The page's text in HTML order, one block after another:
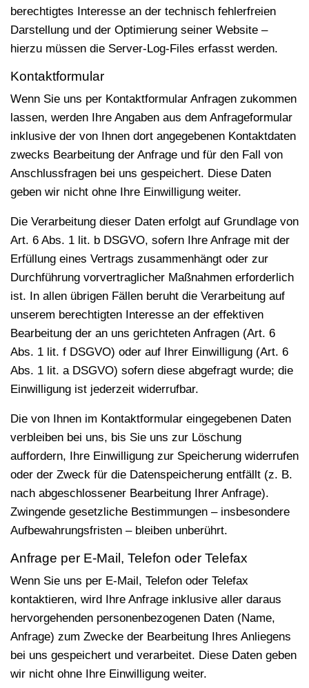
berechtigtes Interesse an der technisch fehlerfreien
Darstellung und der Optimierung seiner Website –
hierzu müssen die Server-Log-Files erfasst werden.
Kontaktformular
Wenn Sie uns per Kontaktformular Anfragen zukommen
lassen, werden Ihre Angaben aus dem Anfrageformular
inklusive der von Ihnen dort angegebenen Kontaktdaten
zwecks Bearbeitung der Anfrage und für den Fall von
Anschlussfragen bei uns gespeichert. Diese Daten
geben wir nicht ohne Ihre Einwilligung weiter.
Die Verarbeitung dieser Daten erfolgt auf Grundlage von
Art. 6 Abs. 1 lit. b DSGVO, sofern Ihre Anfrage mit der
Erfüllung eines Vertrags zusammenhängt oder zur
Durchführung vorvertraglicher Maßnahmen erforderlich
ist. In allen übrigen Fällen beruht die Verarbeitung auf
unserem berechtigten Interesse an der effektiven
Bearbeitung der an uns gerichteten Anfragen (Art. 6
Abs. 1 lit. f DSGVO) oder auf Ihrer Einwilligung (Art. 6
Abs. 1 lit. a DSGVO) sofern diese abgefragt wurde; die
Einwilligung ist jederzeit widerrufbar.
Die von Ihnen im Kontaktformular eingegebenen Daten
verbleiben bei uns, bis Sie uns zur Löschung
auffordern, Ihre Einwilligung zur Speicherung widerrufen
oder der Zweck für die Datenspeicherung entfällt (z. B.
nach abgeschlossener Bearbeitung Ihrer Anfrage).
Zwingende gesetzliche Bestimmungen – insbesondere
Aufbewahrungsfristen – bleiben unberührt.
Anfrage per E-Mail, Telefon oder Telefax
Wenn Sie uns per E-Mail, Telefon oder Telefax
kontaktieren, wird Ihre Anfrage inklusive aller daraus
hervorgehenden personenbezogenen Daten (Name,
Anfrage) zum Zwecke der Bearbeitung Ihres Anliegens
bei uns gespeichert und verarbeitet. Diese Daten geben
wir nicht ohne Ihre Einwilligung weiter.